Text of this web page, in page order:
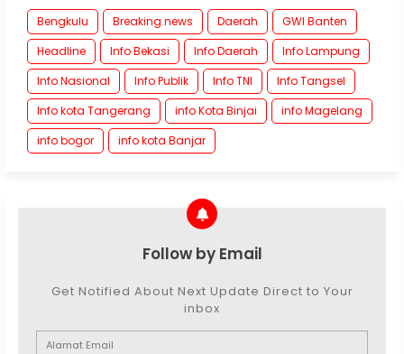
Bengkulu Breaking news Daerah
GWI Banten
Headline
Info Bekasi Info Daerah
Info Lampung
Info Nasional
Info Publik Info TNI
Info Tangsel
Info kota Tangerang
info Kota Binjai
info Magelang
info bogor
info kota Banjar
Follow by Email
Get Notified About Next Update Direct to Your
inbox